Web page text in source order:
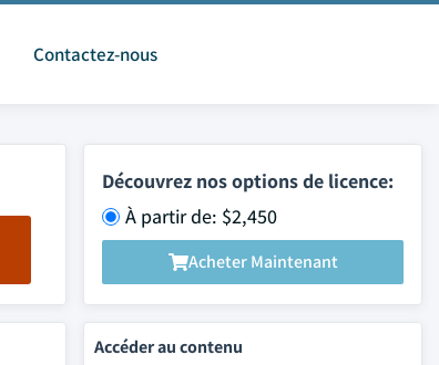
Contactez-nous
Découvrez nos options de licence:
À partir de: $2,450
Acheter Maintenant
Accéder au contenu